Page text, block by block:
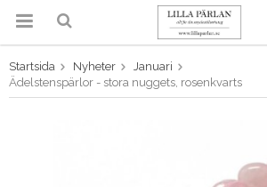
Produkten har blivit tillagd i
varukorgen
Startsida Nyheter
Januari
Ädelstenspärlor - stora nuggets, rosenkvarts